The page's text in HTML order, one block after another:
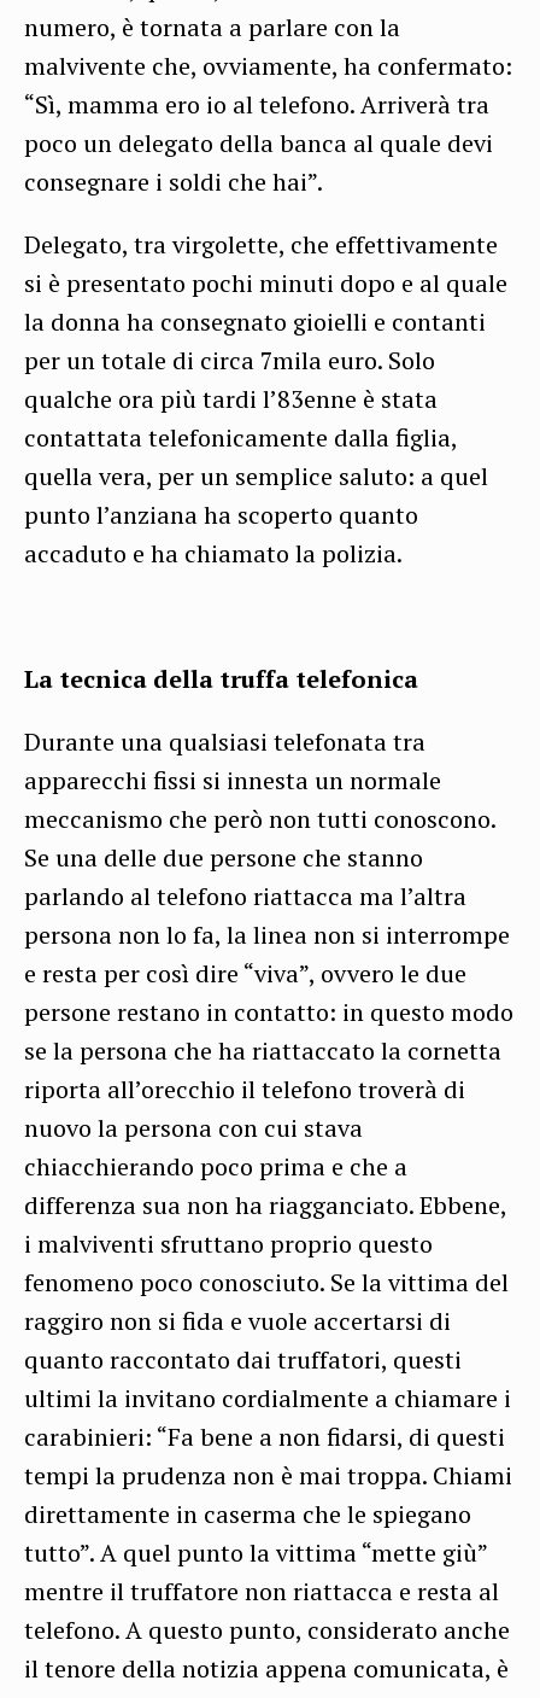
numero, è tornata a parlare con la
malvivente che, ovviamente, ha confermato:
“Sì, mamma ero io al telefono. Arriverà tra
poco un delegato della banca al quale devi
consegnare i soldi che hai”.
Delegato, tra virgolette, che effettivamente
si è presentato pochi minuti dopo e al quale
la donna ha consegnato gioielli e contanti
per un totale di circa 7mila euro. Solo
qualche ora più tardi l’83enne è stata
contattata telefonicamente dalla figlia,
quella vera, per un semplice saluto: a quel
punto l’anziana ha scoperto quanto
accaduto e ha chiamato la polizia.
La tecnica della truffa telefonica
Durante una qualsiasi telefonata tra
apparecchi fissi si innesta un normale
meccanismo che però non tutti conoscono.
Se una delle due persone che stanno
parlando al telefono riattacca ma l’altra
persona non lo fa, la linea non si interrompe
e resta per così dire “viva”, ovvero le due
persone restano in contatto: in questo modo
se la persona che ha riattaccato la cornetta
riporta all’orecchio il telefono troverà di
nuovo la persona con cui stava
chiacchierando poco prima e che a
differenza sua non ha riagganciato. Ebbene,
i malviventi sfruttano proprio questo
fenomeno poco conosciuto. Se la vittima del
raggiro non si fida e vuole accertarsi di
quanto raccontato dai truffatori, questi
ultimi la invitano cordialmente a chiamare i
carabinieri: “Fa bene a non fidarsi, di questi
tempi la prudenza non è mai troppa. Chiami
direttamente in caserma che le spiegano
tutto”. A quel punto la vittima “mette giù”
mentre il truffatore non riattacca e resta al
telefono. A questo punto, considerato anche
il tenore della notizia appena comunicata, è